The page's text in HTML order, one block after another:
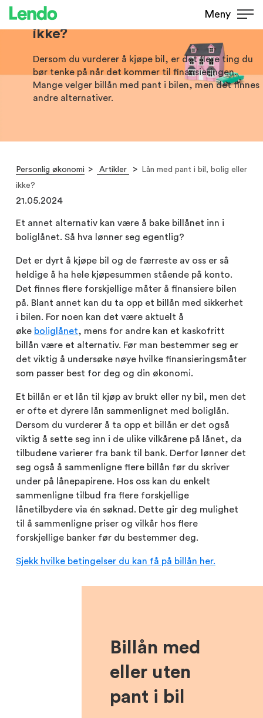
Meny
Lån med pant i bil, bolig eller
ikke?
Dersom du vurderer å kjøpe bil, er det flere ting du
bør tenke på når det kommer til finansieringen.
Mange velger billån med pant i bilen, men det finnes
andre alternativer.
Personlig økonomi Artikler
Lån med pant i bil, bolig eller
ikke?
21.05.2024
Et annet alternativ kan være å bake billånet inn i
boliglånet. Så hva lønner seg egentlig?
Det er dyrt å kjøpe bil og de færreste av oss er så
heldige å ha hele kjøpesummen stående på konto.
Det finnes flere forskjellige måter å finansiere bilen
på. Blant annet kan du ta opp et billån med sikkerhet
i bilen. For noen kan det være aktuelt å
øke boliglånet, mens for andre kan et kaskofritt
billån være et alternativ. Før man bestemmer seg er
det viktig å undersøke nøye hvilke finansieringsmåter
som passer best for deg og din økonomi.
Et billån er et lån til kjøp av brukt eller ny bil, men det
er ofte et dyrere lån sammenlignet med boliglån.
Dersom du vurderer å ta opp et billån er det også
viktig å sette seg inn i de ulike vilkårene på lånet, da
tilbudene varierer fra bank til bank. Derfor lønner det
seg også å sammenligne flere billån før du skriver
under på lånepapirene. Hos oss kan du enkelt
sammenligne tilbud fra flere forskjellige
lånetilbydere via én søknad. Dette gir deg mulighet
til å sammenligne priser og vilkår hos flere
forskjellige banker før du bestemmer deg.
Sjekk hvilke betingelser du kan få på billån her.
Billån med
eller uten
pant i bil